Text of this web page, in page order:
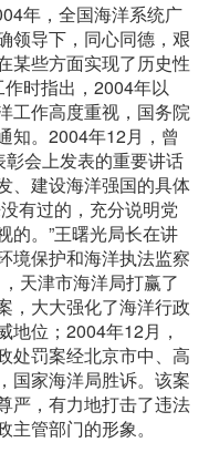
年，全国海洋系统广
领导下，同心同德，艰
某些方面实现了历史性
时指出，2004年以
工作高度重视，国务院
知。2004年12月，曾
彰会上发表的重要讲话
、建设海洋强国的具体
有过的，充分说明党
的。”王曙光局长在讲
境保护和海洋执法监察
天津市海洋局打赢了
，大大强化了海洋行政
地位；2004年12月，
处罚案经北京市中、高
国家海洋局胜诉。该案
严，有力地打击了违法
管部门的形象。